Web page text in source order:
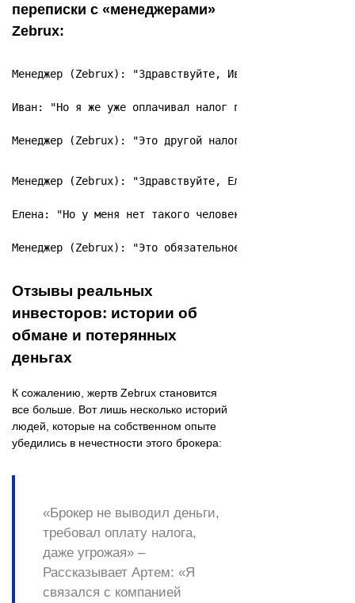
переписки с «менеджерами»
Zebrux:
Менеджер (Zebrux): "Здравствуйте, Иван! На вашем
Иван: "Но я же уже оплачивал налог при регистрации!"
Менеджер (Zebrux): "Это другой налог, связанный с
Менеджер (Zebrux): "Здравствуйте, Елена! Для
Елена: "Но у меня нет такого человека!"
Менеджер (Zebrux): "Это обязательное условие. Без
Отзывы реальных
инвесторов: истории об
обмане и потерянных
деньгах
К сожалению, жертв Zebrux становится
все больше. Вот лишь несколько историй
людей, которые на собственном опыте
убедились в нечестности этого брокера:
«Брокер не выводил деньги,
требовал оплату налога,
даже угрожая» –
Рассказывает Артем: «Я
связался с компанией